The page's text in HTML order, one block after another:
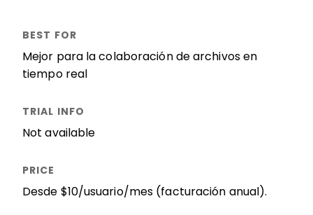
Mejor para la colaboración de archivos en
tiempo real
Not available
Desde $10/usuario/mes (facturación anual).